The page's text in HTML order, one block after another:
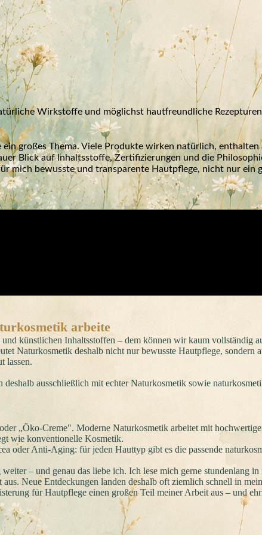
Wirkstoffe und möglichst hautfreundliche
großes Thema. Viele Produkte wirken natürlich,
Blick auf Inhaltsstoffe, Zertifizierungen und die
mich bewusste und transparente Hautpflege, nicht nur ein
arbeite
künstlichen Inhaltsstoffen – dem können wir kaum vollständig
Naturkosmetik deshalb nicht nur bewusste Hautpflege, sondern
lassen.
ausschließlich mit echter Naturkosmetik sowie
„Öko-Creme". Moderne Naturkosmetik arbeitet mit
wie konventionelle Kosmetik.
oder Anti-Aging: für jeden Hauttyp gibt es die passende
– und genau das liebe ich. Ich lese mich gerne stundenlang
Neue Entdeckungen landen deshalb oft ziemlich schnell in
für Hautpflege einen großen Teil meiner Arbeit aus – und